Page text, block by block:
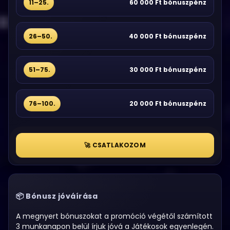
11–25. 60 000 Ft bónuszpénz
26–50. 40 000 Ft bónuszpénz
51–75. 30 000 Ft bónuszpénz
76–100. 20 000 Ft bónuszpénz
🚀 CSATLAKOZOM
Bónusz jóváírása
A megnyert bónuszokat a promóció végétől számított
3 munkanapon belül írjuk jóvá a Játékosok egyenlegén.